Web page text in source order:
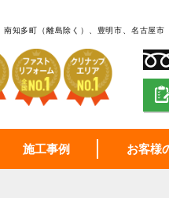
知多町（離島除く）、豊明市、名古屋市
施工事例 お客様